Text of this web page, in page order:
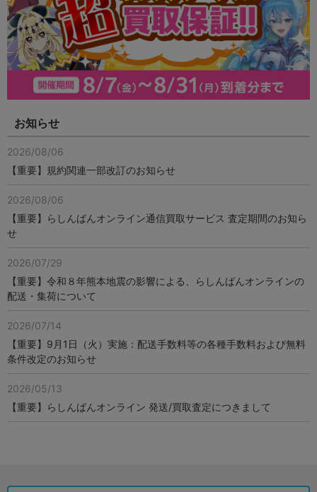
お知らせ
2026/08/06
【重要】規約関連一部改訂のお知らせ
2026/08/06
【重要】らしんばんオンライン通信買取サービス 査定期間のお知ら
せ
2026/07/29
【重要】令和８年熊本地震の影響による、らしんばんオンラインの
配送・集荷について
2026/07/14
【重要】9月1日（火）実施：配送手数料等の各種手数料および無料
条件改定のお知らせ
2026/05/13
【重要】らしんばんオンライン 発送/買取査定につきまして